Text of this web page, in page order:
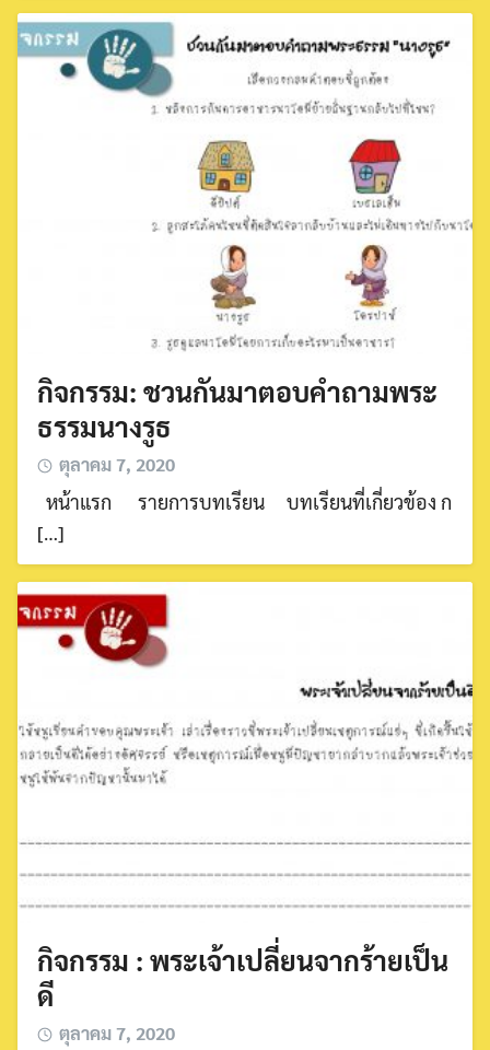
for:
กิจกรรม: ชวนกันมาตอบคำถามพระ
ธรรมนางรูธ
ตุลาคม 7, 2020
หน้าแรก รายการบทเรียน บทเรียนที่เกี่ยวข้อง ก
[…]
กิจกรรม : พระเจ้าเปลี่ยนจากร้ายเป็น
ดี
ตุลาคม 7, 2020